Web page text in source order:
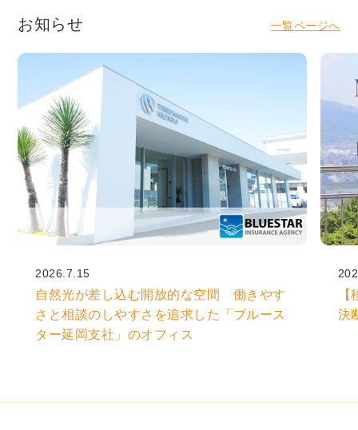
お知らせ 一覧ページへ
2026.7.15
自然光が差し込む開放的な空間 働きやす
さと相談のしやすさを追求した「ブルース
ター延岡支社」のオフィス
決